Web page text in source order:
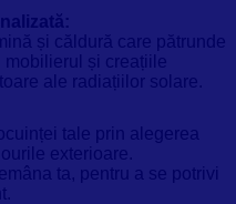
și căldură care pătrunde
mobilierul și creațiile
ale radiațiilor solare.
tale prin alegerea
exterioare.
ta, pentru a se potrivi